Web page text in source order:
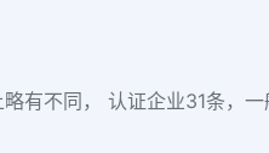
有不同， 认证企业31条，